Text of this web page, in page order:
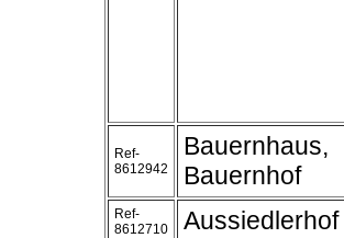
Ref-
8612942
Bauernhaus,
Bauernhof
Ref-
8612710
Aussiedlerhof